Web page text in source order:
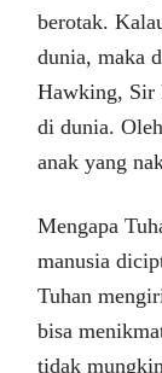
berotak.
dunia, maka
Hawking, Sir
di dunia.
anak yang
Mengapa
manusia
Tuhan
bisa
tidak